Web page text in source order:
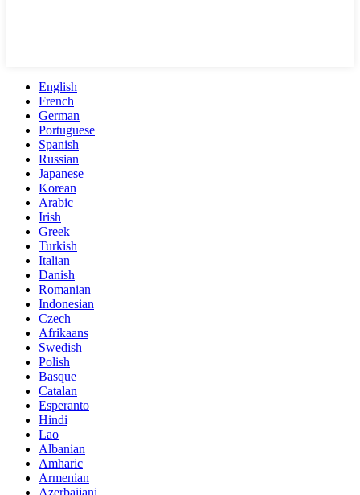
English
French
German
Portuguese
Spanish
Russian
Japanese
Korean
Arabic
Irish
Greek
Turkish
Italian
Danish
Romanian
Indonesian
Czech
Afrikaans
Swedish
Polish
Basque
Catalan
Esperanto
Hindi
Lao
Albanian
Amharic
Armenian